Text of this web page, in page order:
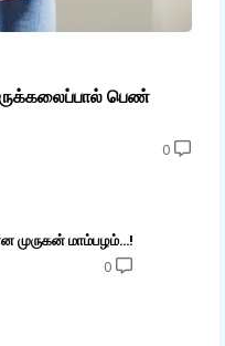
பெண்
0
முருகன் மாம்பழம்...!
0